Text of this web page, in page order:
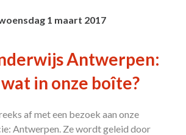
1 maart 2017
Antwerpen:
in onze boîte?
af met een bezoek aan onze
Antwerpen. Ze wordt geleid door